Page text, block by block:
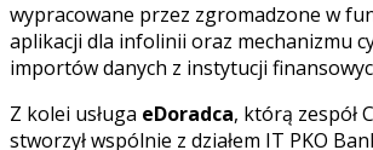
wypracowane przez zgromadzone w
aplikacji dla infolinii oraz mechanizmu
importów danych z instytucji
Z kolei usługa eDoradca, którą zespół
stworzył wspólnie z działem IT PKO